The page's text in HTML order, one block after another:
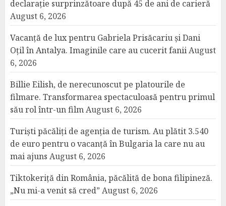
declarație surprinzătoare după 45 de ani de carieră
August 6, 2026
Vacanță de lux pentru Gabriela Prisăcariu și Dani
Oțil în Antalya. Imaginile care au cucerit faniiAugust
6, 2026
Billie Eilish, de nerecunoscut pe platourile de
filmare. Transformarea spectaculoasă pentru primul
său rol într-un filmAugust 6, 2026
Turiști păcăliți de agenția de turism. Au plătit 3.540
de euro pentru o vacanță în Bulgaria la care nu au
mai ajuns August 6, 2026
Tiktokeriță din România, păcălită de bona filipineză.
„Nu mi-a venit să cred” August 6, 2026